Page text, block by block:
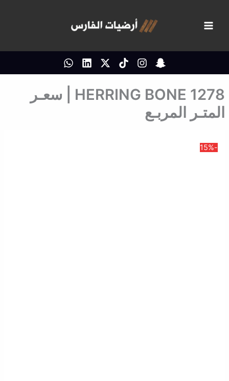
المحتوى
HERRING BONE 1278 | سعـر
المتـر المربـع
-15%